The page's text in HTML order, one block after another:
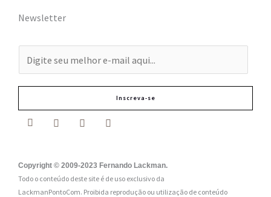
Newsletter
-
a
:
*
Inscreva-se
Copyright © 2009-2023 Fernando Lackman.
Todo o conteúdo deste site é de uso exclusivo da
LackmanPontoCom. Proibida reprodução ou utilização de conteúdo